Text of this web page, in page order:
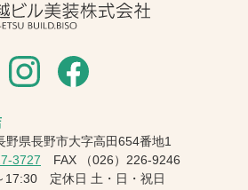
県長野市大字高田654番地1
3727 FAX
（026）226-9246
17:30 定休日 土・日・祝日